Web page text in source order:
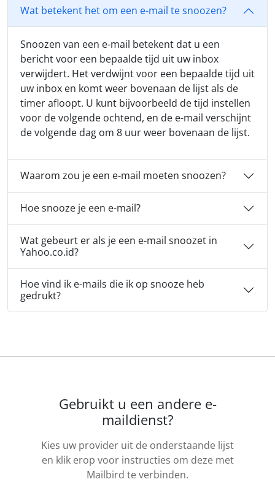
Wat betekent het om een e-mail te snoozen?
Snoozen van een e-mail betekent dat u een
bericht voor een bepaalde tijd uit uw inbox
verwijdert. Het verdwijnt voor een bepaalde tijd uit
uw inbox en komt weer bovenaan de lijst als de
timer afloopt. U kunt bijvoorbeeld de tijd instellen
voor de volgende ochtend, en de e-mail verschijnt
de volgende dag om 8 uur weer bovenaan de lijst.
Waarom zou je een e-mail moeten snoozen?
Hoe snooze je een e-mail?
Wat gebeurt er als je een e-mail snoozet in
Yahoo.co.id?
Hoe vind ik e-mails die ik op snooze heb
gedrukt?
Gebruikt u een andere e-
maildienst?
Kies uw provider uit de onderstaande lijst
en klik erop voor instructies om deze met
Mailbird te verbinden.